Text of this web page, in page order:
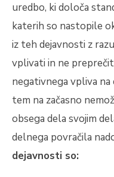
uredbo, ki določa
katerih so nastopile
iz teh dejavnosti z
vplivati in ne
negativnega vpliva
tem na začasno
obsega dela svojim
delnega povračila
dejavnosti so: